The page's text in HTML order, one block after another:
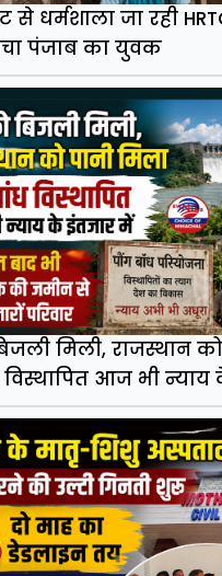
से धर्मशाला जा रही
पंजाब का युवक
मिली, राजस्थान
विस्थापित आज भी